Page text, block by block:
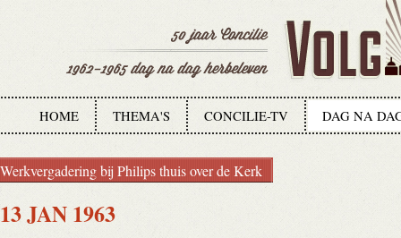
HOME THEMA'S CONCILIE-TV DAG NA
Werkvergadering bij Philips thuis over de Kerk
13 JAN 1963